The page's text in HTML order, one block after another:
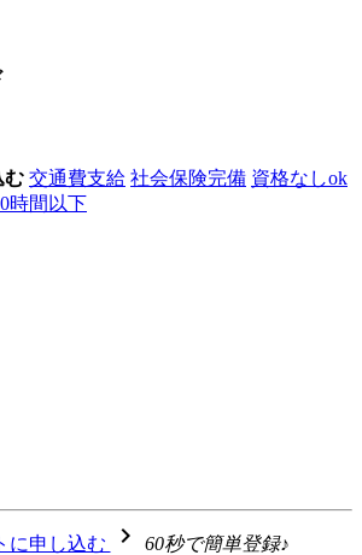
む 交通費支給 社会保険完備 資格なしok
時間以下
に申し込む navigate_next 60秒で簡単登録♪